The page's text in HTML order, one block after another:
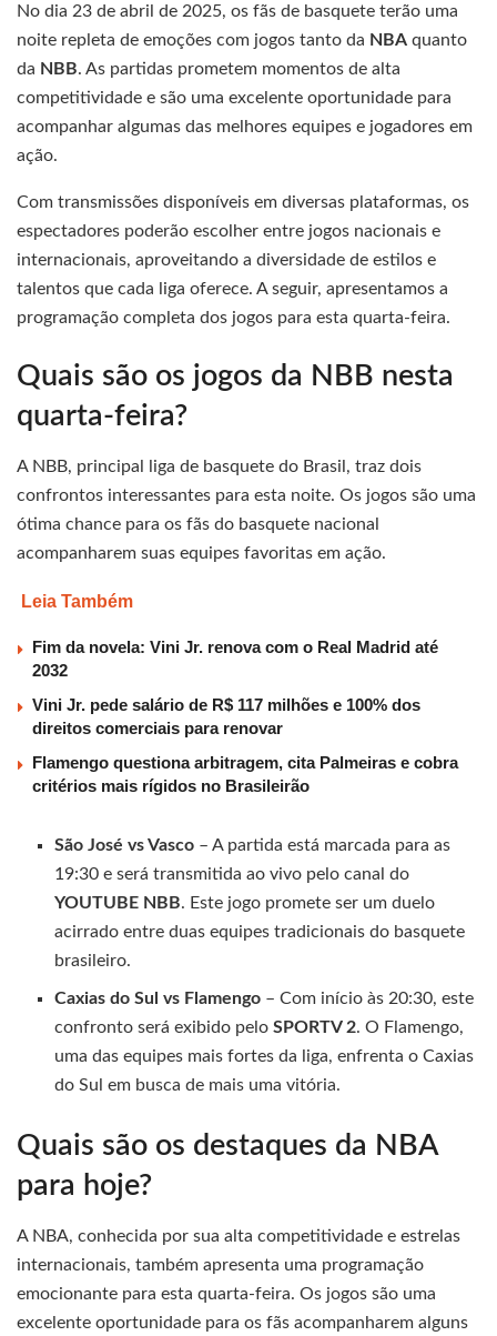
No dia 23 de abril de 2025, os fãs de basquete terão uma
noite repleta de emoções com jogos tanto da NBA quanto
da NBB. As partidas prometem momentos de alta
competitividade e são uma excelente oportunidade para
acompanhar algumas das melhores equipes e jogadores em
ação.
Com transmissões disponíveis em diversas plataformas, os
espectadores poderão escolher entre jogos nacionais e
internacionais, aproveitando a diversidade de estilos e
talentos que cada liga oferece. A seguir, apresentamos a
programação completa dos jogos para esta quarta-feira.
Quais são os jogos da NBB nesta
quarta-feira?
A NBB, principal liga de basquete do Brasil, traz dois
confrontos interessantes para esta noite. Os jogos são uma
ótima chance para os fãs do basquete nacional
acompanharem suas equipes favoritas em ação.
Leia Também
Fim da novela: Vini Jr. renova com o Real Madrid até
2032
Vini Jr. pede salário de R$ 117 milhões e 100% dos
direitos comerciais para renovar
Flamengo questiona arbitragem, cita Palmeiras e cobra
critérios mais rígidos no Brasileirão
São José vs Vasco – A partida está marcada para as
19:30 e será transmitida ao vivo pelo canal do
YOUTUBE NBB. Este jogo promete ser um duelo
acirrado entre duas equipes tradicionais do basquete
brasileiro.
Caxias do Sul vs Flamengo – Com início às 20:30, este
confronto será exibido peloSPORTV 2. O Flamengo,
uma das equipes mais fortes da liga, enfrenta o Caxias
do Sul em busca de mais uma vitória.
Quais são os destaques da NBA
para hoje?
A NBA, conhecida por sua alta competitividade e estrelas
internacionais, também apresenta uma programação
emocionante para esta quarta-feira. Os jogos são uma
excelente oportunidade para os fãs acompanharem alguns